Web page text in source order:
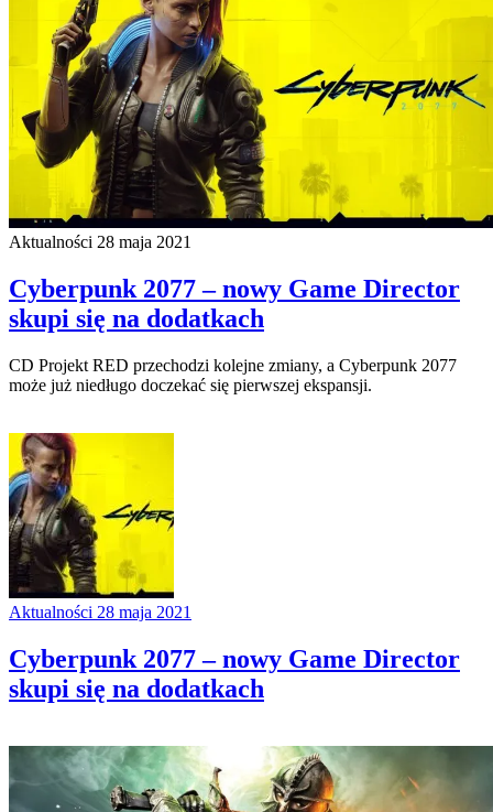
Aktualności 28 maja 2021
Cyberpunk 2077 – nowy Game Director
skupi się na dodatkach
CD Projekt RED przechodzi kolejne zmiany, a Cyberpunk 2077
może już niedługo doczekać się pierwszej ekspansji.
Aktualności 28 maja 2021
Cyberpunk 2077 – nowy Game Director
skupi się na dodatkach